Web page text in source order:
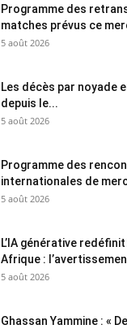
Programme des
matches prévus ce
5 août 2026
Les décès par noyade
depuis le...
5 août 2026
Programme des
internationales de
5 août 2026
L’IA générative
Afrique :
5 août 2026
Ghassan Yammine : «